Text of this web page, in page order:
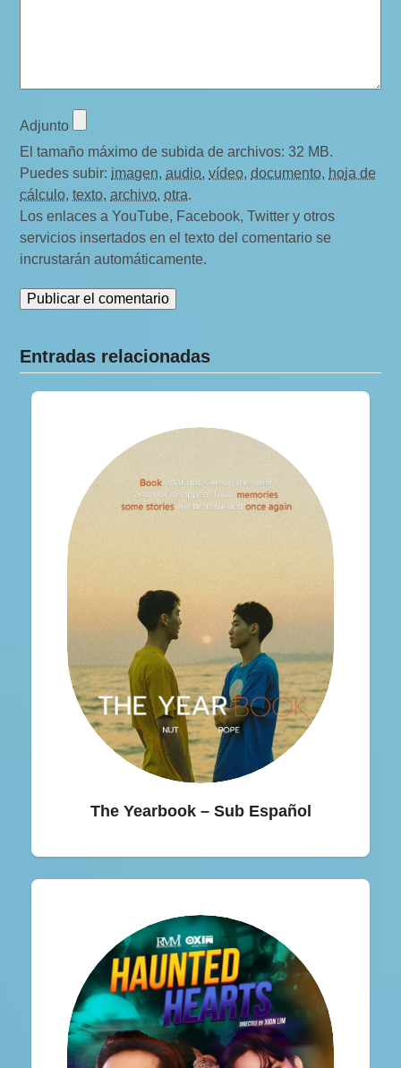
Adjunto
El tamaño máximo de subida de archivos: 32 MB.
Puedes subir: imagen,audio,vídeo,documento, hoja de
cálculo,texto,archivo,otra.
Los enlaces a YouTube, Facebook, Twitter y otros
servicios insertados en el texto del comentario se
incrustarán automáticamente.
Entradas relacionadas
The Yearbook – Sub Español